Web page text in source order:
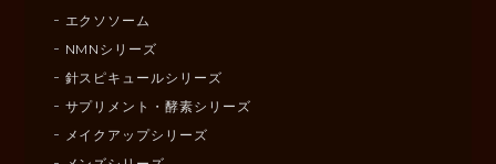
エクソソーム
NMNシリーズ
針スピキュールシリーズ
サプリメント・酵素シリーズ
メイクアップシリーズ